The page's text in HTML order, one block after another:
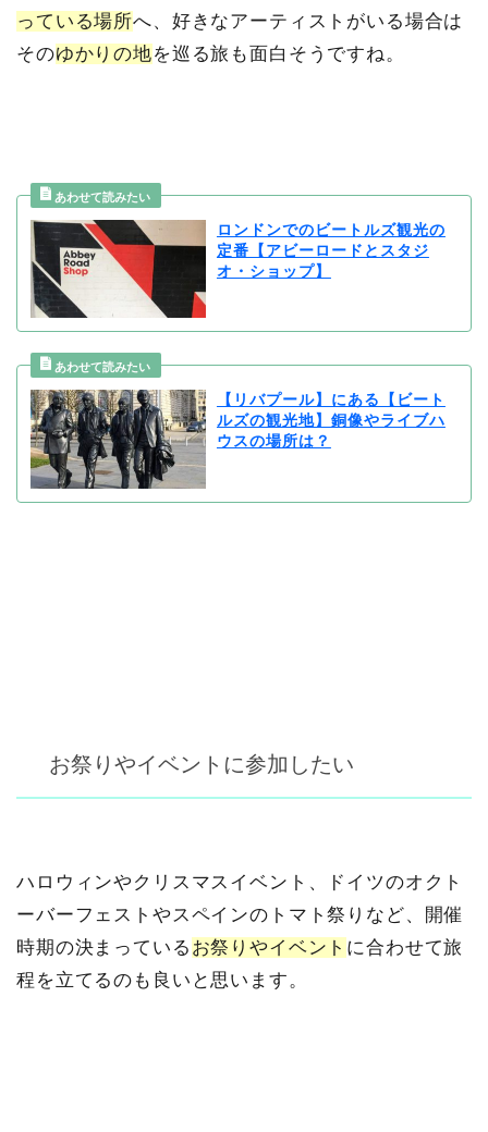
っている場所へ、好きなアーティストがいる場合は
そのゆかりの地を巡る旅も面白そうですね。
ロンドンでのビートルズ観光の
定番【アビーロードとスタジ
オ・ショップ】
【リバプール】にある【ビート
ルズの観光地】銅像やライブハ
ウスの場所は？
お祭りやイベントに参加したい
ハロウィンやクリスマスイベント、ドイツのオクト
ーバーフェストやスペインのトマト祭りなど、開催
時期の決まっている お祭りやイベント に合わせて旅
程を立てるのも良いと思います。